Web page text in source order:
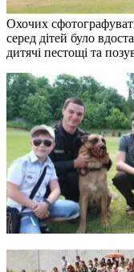
Охочих
серед дітей було
дитячі пестощі та